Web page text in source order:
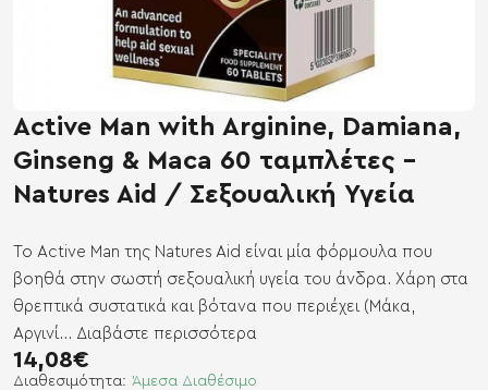
Active Man with Arginine, Damiana,
Ginseng & Maca 60 ταμπλέτες -
Natures Aid / Σεξουαλική Υγεία
Διαθεσιμότητα: Άμεσα Διαθέσιμο
14,08€
Το Active Man της Natures Aid είναι μία φόρμουλα που
βοηθά στην σωστή σεξουαλική υγεία του άνδρα. Χάρη στα
θρεπτικά συστατικά και βότανα που περιέχει (Μάκα,
Αργινί... Διαβάστε περισσότερα